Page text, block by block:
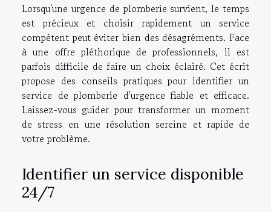
Lorsqu'une urgence de plomberie survient, le temps
est précieux et choisir rapidement un service
compétent peut éviter bien des désagréments. Face
à une offre pléthorique de professionnels, il est
parfois difficile de faire un choix éclairé. Cet écrit
propose des conseils pratiques pour identifier un
service de plomberie d'urgence fiable et efficace.
Laissez-vous guider pour transformer un moment
de stress en une résolution sereine et rapide de
votre problème.
Identifier un service disponible
24/7